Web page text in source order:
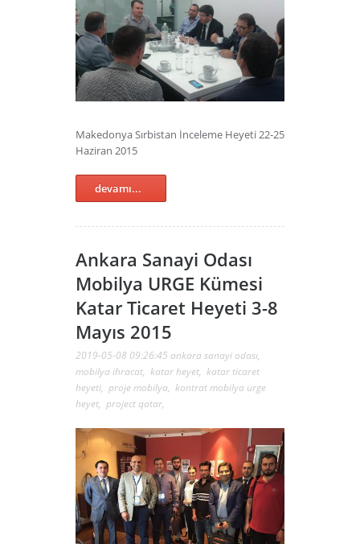
Makedonya Sırbistan İnceleme Heyeti 22-25
Haziran 2015
devamı...
Ankara Sanayi Odası
Mobilya URGE Kümesi
Katar Ticaret Heyeti 3-8
Mayıs 2015
2019-05-08 09:26:45 ankara sanayi odası,
mobilya ihracat, katar heyet, katar ticaret
heyeti, proje mobilya, kontrat mobilya urge
heyet, project qatar,